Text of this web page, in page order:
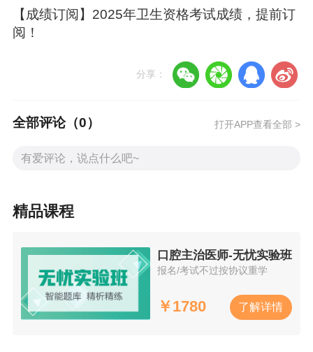
1、进入官网“考试评价”栏目选择对应考试项目；
2、点击“准考证打印”，登录考生管理平台；
《诚信考试承诺书》后点击“下一步”；
4、点击“下载准考证”并妥善保存。
口腔主治医师考试时间安排
行，共4个科目，连续作答无休息。
2、相关专业知识：10:45-12:15
4、专业实践能力：16:15-17:45
建议提前1小时到达考场，熟悉机位。
口腔主治
医师考试形式与题型
【成绩订阅】2025年卫生资格考试成绩，提前订
阅！
分享：
全部评论（0） 打开APP查看全部 >
精品课程
口腔主治医师-无忧实验班
报名/考试不过按协议重学
￥1780 了解详情